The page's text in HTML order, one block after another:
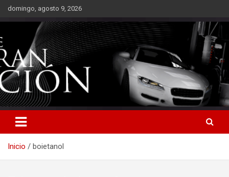
Saltardomingo, agosto 9, 2026
Inicio boietanol